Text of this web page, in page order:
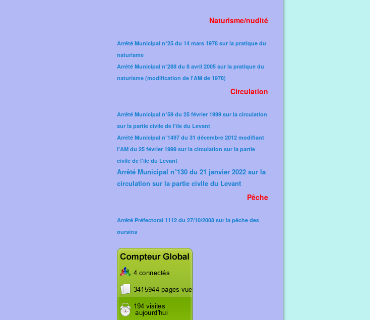
Naturisme/nudité
Arrêté Municipal n°25 du 14 mars 1978 sur la pratique du
naturisme
Arrêté Municipal n°288 du 8 avril 2005 sur la pratique du
naturisme (modification de l'AM de 1978)​
Circulation
Arrêté Municipal n°59 du 25 février 1999 sur la circulation
sur la partie civile de l'île du Levant
Arrêté Municipal n°1497 du 31 décembre 2012 modifiant
l'AM du 25 février 1999 sur la circulation sur la partie
civile de l'île du Levant
Arrêté Municipal n°130 du 21 janvier 2022 sur la
circulation sur la partie civile du Levant
Pêche
Arrêté Préfectoral 1112 du 27/10/2008 sur la pêche des
oursins